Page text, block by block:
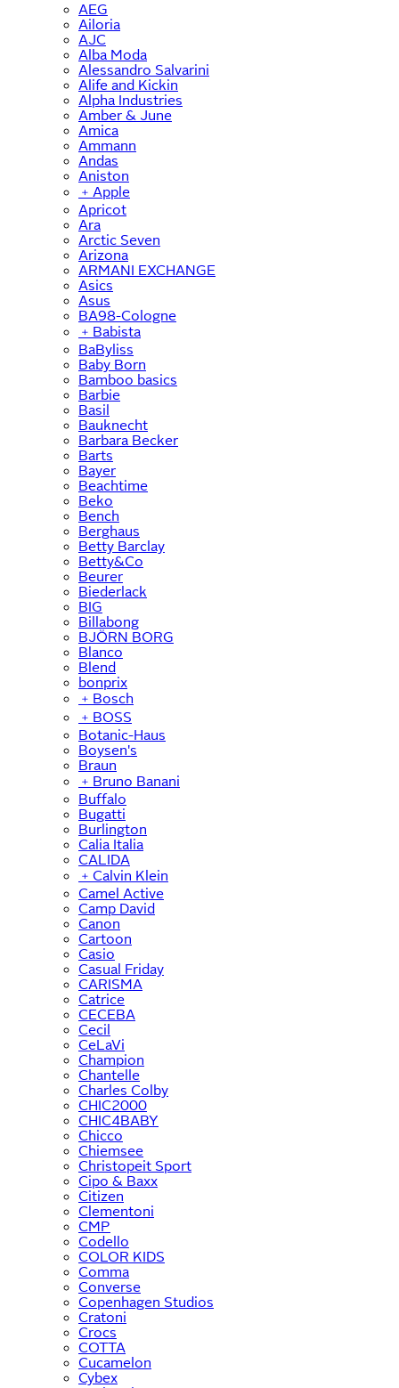
AEG
Ailoria
AJC
Alba Moda
Alessandro Salvarini
Alife and Kickin
Alpha Industries
Amber & June
Amica
Ammann
Andas
Aniston
﹢ Apple
Apricot
Ara
Arctic Seven
Arizona
ARMANI EXCHANGE
Asics
Asus
BA98-Cologne
﹢ Babista
BaByliss
Baby Born
Bamboo basics
Barbie
Basil
Bauknecht
Barbara Becker
Barts
Bayer
Beachtime
Beko
Bench
Berghaus
Betty Barclay
Betty&Co
Beurer
Biederlack
BIG
Billabong
BJÖRN BORG
Blanco
Blend
bonprix
﹢ Bosch
﹢ BOSS
Botanic-Haus
Boysen's
Braun
﹢ Bruno Banani
Buffalo
Bugatti
Burlington
Calia Italia
CALIDA
﹢ Calvin Klein
Camel Active
Camp David
Canon
Cartoon
Casio
Casual Friday
CARISMA
Catrice
CECEBA
Cecil
CeLaVi
Champion
Chantelle
Charles Colby
CHIC2000
CHIC4BABY
Chicco
Chiemsee
Christopeit Sport
Cipo & Baxx
Citizen
Clementoni
CMP
Codello
COLOR KIDS
Comma
Converse
Copenhagen Studios
Cratoni
Crocs
COTTA
Cucamelon
Cybex